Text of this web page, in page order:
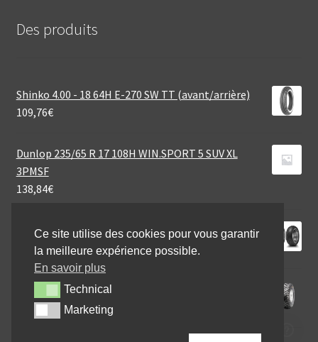
Des produits
Shinko 4.00 - 18 64H E-270 SW TT (avant/arrière)
109,76€
Dunlop 235/65 R 17 108H WIN.SPORT 5 SUV XL
3PMSF
138,84€
Dunlop D 423 130/70 R 18 63V TL (avant)
177,41€
CST 22X11 - 10 47N C-828 6PR
69,60€
Ce site utilise des cookies pour vous garantir
la meilleure expérience possible.
En savoir plus
TechnicalTechnical
MarketingMarketing